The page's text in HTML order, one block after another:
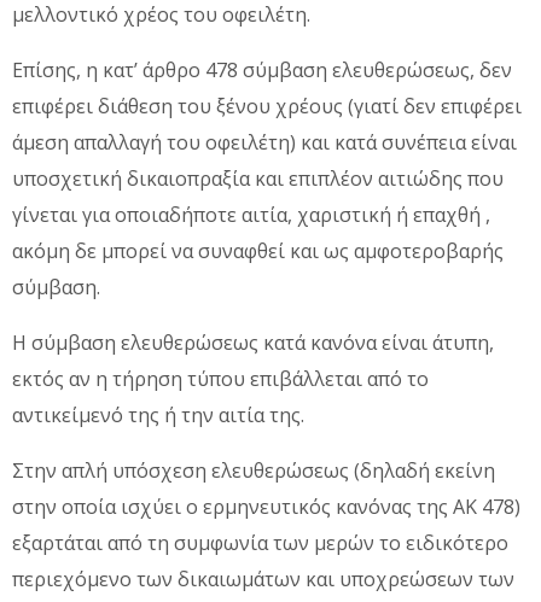
μελλοντικό χρέος του οφειλέτη.
Επίσης, η κατ’ άρθρο 478 σύμβαση ελευθερώσεως, δεν
επιφέρει διάθεση του ξένου χρέους (γιατί δεν επιφέρει
άμεση απαλλαγή του οφειλέτη) και κατά συνέπεια είναι
υποσχετική δικαιοπραξία και επιπλέον αιτιώδης που
γίνεται για οποιαδήποτε αιτία, χαριστική ή επαχθή ,
ακόμη δε μπορεί να συναφθεί και ως αμφοτεροβαρής
σύμβαση.
Η σύμβαση ελευθερώσεως κατά κανόνα είναι άτυπη,
εκτός αν η τήρηση τύπου επιβάλλεται από το
αντικείμενό της ή την αιτία της.
Στην απλή υπόσχεση ελευθερώσεως (δηλαδή εκείνη
στην οποία ισχύει ο ερμηνευτικός κανόνας της ΑΚ 478)
εξαρτάται από τη συμφωνία των μερών το ειδικότερο
περιεχόμενο των δικαιωμάτων και υποχρεώσεων των